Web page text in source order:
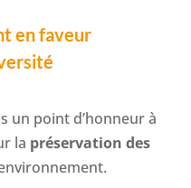
en faveur
un point d’honneur à
la préservation des